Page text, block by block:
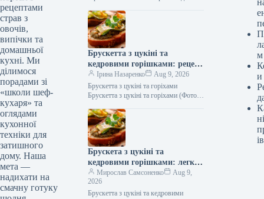
рецептами
страв з
овочів,
випічки та
домашньої
кухні. Ми
ділимося
порадами зі
«школи шеф-
кухаря» та
оглядами
кухонної
техніки для
затишного
дому. Наша
мета —
надихати на
смачну готуку
навіюють приємну ностальгію. Але…
Брускетта з цукіні та
кедровими горішками: рецепт
смаколика з фото (345 ккал)
Ірина Назаренко
Aug 9, 2026
Брускетта з цукіні та горіхами
Брускетта з цукіні та горіхами (Фото:
цукіні та кедровими горішками —
це…
Брускета з цукіні та
кедровими горішками: легка
закуска з фото та смачним
секретом
Мирослав Самсоненко
Aug 9,
2026
Брускетта з цукіні та кедровими
м
и
ів